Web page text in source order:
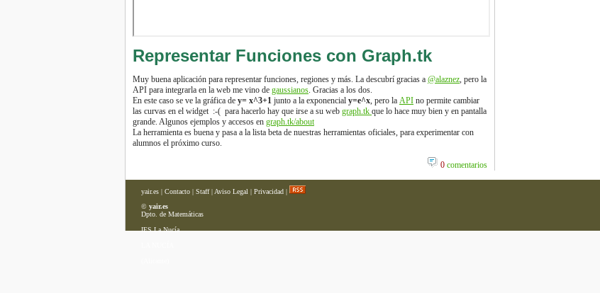
Representar Funciones con Graph.tk
Muy buena aplicación para representar funciones, regiones y más. La descubrí gracias a @alaznez, pero la
API para integrarla en la web me vino de gaussianos. Gracias a los dos.
En este caso se ve la gráfica de y= x^3+1 junto a la exponencial y=e^x, pero la API no permite cambiar
las curvas en el widget :-( para hacerlo hay que irse a su web graph.tk que lo hace muy bien y en pantalla
grande. Algunos ejemplos y accesos en graph.tk/about
La herramienta es buena y pasa a la lista beta de nuestras herramientas oficiales, para experimentar con
alumnos el próximo curso.
0 comentarios
yair.es | Contacto | Staff| Aviso Legal | Privacidad |
© yair.es
Dpto. de Matemáticas
IES La Nucía